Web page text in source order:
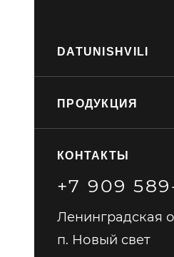
DATUNISHVILI
ПРОДУКЦИЯ
КОНТАКТЫ
+7 909
Ленинградская
п. Новый свет